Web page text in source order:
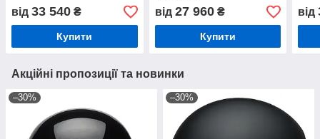
від 33 540 ₴
Купити
від 27 960₴
Купити
від
Акційні пропозиції та новинки
–30% –30%